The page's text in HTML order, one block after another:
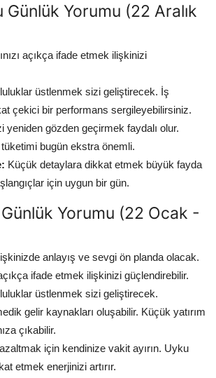
Yorumu (22 Aralık
açıkça ifade etmek ilişkinizi
üstlenmek sizi geliştirecek. İş
çekici bir performans sergileyebilirsiniz.
yeniden gözden geçirmek faydalı olur.
bugün ekstra önemli.
Küçük detaylara dikkat etmek büyük fayda
için uygun bir gün.
Yorumu (22 Ocak -
anlayış ve sevgi ön planda olacak.
ifade etmek ilişkinizi güçlendirebilir.
üstlenmek sizi geliştirecek.
gelir kaynakları oluşabilir. Küçük yatırım
çıkabilir.
için kendinize vakit ayırın. Uyku
etmek enerjinizi artırır.